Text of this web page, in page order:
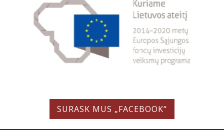
SURASK MUS „FACEBOOK“